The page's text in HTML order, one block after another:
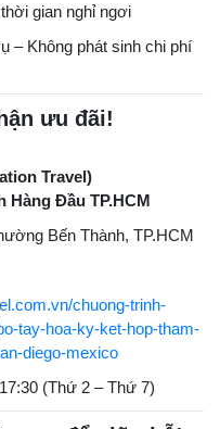
gian nghỉ ngơi
– Không phát sinh chi phí
ưu đãi!
Travel)
Hàng Đầu TP.HCM
Bến Thành, TP.HCM
chuong-trinh-
tay-hoa-ky-ket-hop-tham-
diego-mexico
(Thứ 2 – Thứ 7)